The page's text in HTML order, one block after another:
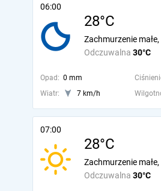
06:00
28°C
Odczuwalna 30°C
Zachmurzenie
Opad: 0 mm
Wiatr:
7 km/h
07:00
28°C
Odczuwalna 30°C
Zachmurzenie